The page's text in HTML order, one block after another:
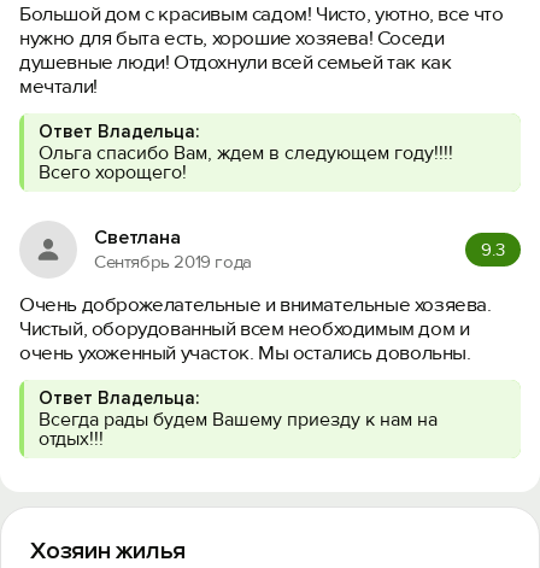
Большой дом с красивым садом! Чисто, уютно, все что
нужно для быта есть, хорошие хозяева! Соседи
душевные люди! Отдохнули всей семьей так как
мечтали!
Ответ Владельца:
Ольга спасибо Вам, ждем в следующем году!!!!
Всего хорощего!
Светлана
Сентябрь 2019 года
9.3
Очень доброжелательные и внимательные хозяева.
Чистый, оборудованный всем необходимым дом и
очень ухоженный участок. Мы остались довольны.
Ответ Владельца:
Всегда рады будем Вашему приезду к нам на
отдых!!!
Хозяин жилья